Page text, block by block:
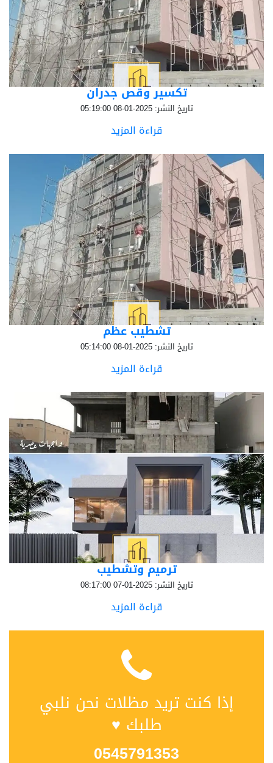
تكسير وقص جدران
تاريخ النشر: 2025-01-08 05:19:00
قراءة المزيد
تشطيب عظم
تاريخ النشر: 2025-01-08 05:14:00
قراءة المزيد
ترميم وتشطيب
تاريخ النشر: 2025-01-07 08:17:00
قراءة المزيد
إذا كنت تريد مظلات نحن نلبي
طلبك ♥
0545791353